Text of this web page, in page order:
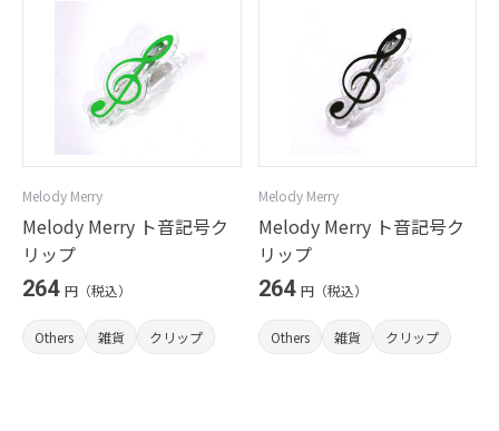
Melody Merry
Melody Merry ト音記号ク
リップ
264 円（税込）
Others 雑貨 クリップ
Melody Merry
Melody Merry ト音記号ク
リップ
264 円（税込）
Others 雑貨 クリップ